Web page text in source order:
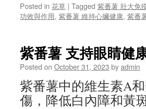
Posted in 花草 | Tagged 紫番薯 壯大免
功效與作用, 紫番薯 維持心臟健康, 紫番
紫番薯 支持眼睛健
Posted on October 31, 2023 byadmin
紫番薯中的維生素A
傷，降低白內障和黃